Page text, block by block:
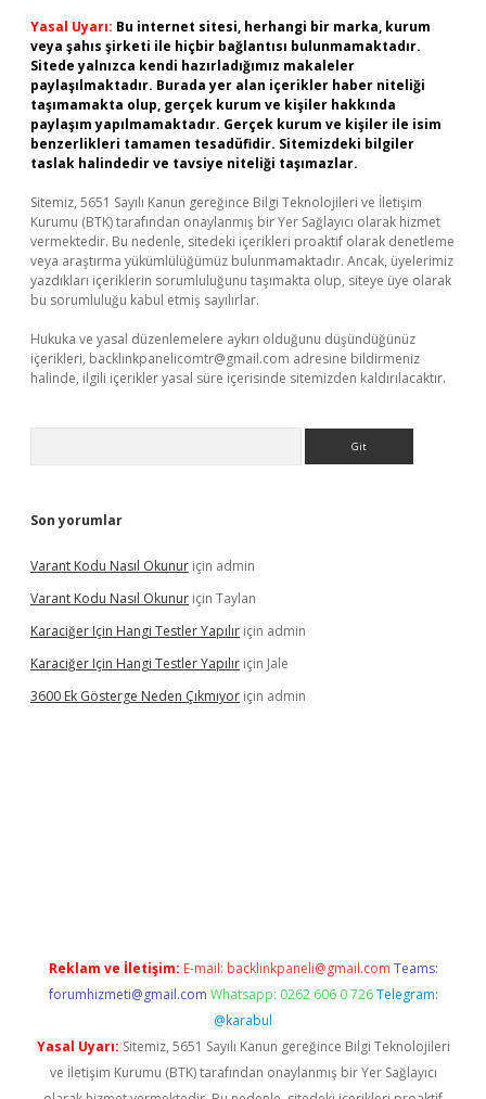
Yasal Uyarı: Bu internet sitesi, herhangi bir marka, kurum
veya şahıs şirketi ile hiçbir bağlantısı bulunmamaktadır.
Sitede yalnızca kendi hazırladığımız makaleler
paylaşılmaktadır. Burada yer alan içerikler haber niteliği
taşımamakta olup, gerçek kurum ve kişiler hakkında
paylaşım yapılmamaktadır. Gerçek kurum ve kişiler ile isim
benzerlikleri tamamen tesadüfidir. Sitemizdeki bilgiler
taslak halindedir ve tavsiye niteliği taşımazlar.
Sitemiz, 5651 Sayılı Kanun gereğince Bilgi Teknolojileri ve İletişim
Kurumu (BTK) tarafından onaylanmış bir Yer Sağlayıcı olarak hizmet
vermektedir. Bu nedenle, sitedeki içerikleri proaktif olarak denetleme
veya araştırma yükümlülüğümüz bulunmamaktadır. Ancak, üyelerimiz
yazdıkları içeriklerin sorumluluğunu taşımakta olup, siteye üye olarak
bu sorumluluğu kabul etmiş sayılırlar.
Hukuka ve yasal düzenlemelere aykırı olduğunu düşündüğünüz
içerikleri, backlinkpanelicomtr@gmail.com adresine bildirmeniz
halinde, ilgili içerikler yasal süre içerisinde sitemizden kaldırılacaktır.
Son yorumlar
Varant Kodu Nasıl Okunur için admin
Varant Kodu Nasıl Okunur için Taylan
Karaciğer Için Hangi Testler Yapılır için admin
Karaciğer Için Hangi Testler Yapılır için Jale
3600 Ek Gösterge Neden Çıkmıyor için admin
Reklam ve İletişim: E-mail: backlinkpaneli@gmail.com Teams:
forumhizmeti@gmail.com Whatsapp: 0262 606 0 726 Telegram:
@karabul
Yasal Uyarı: Sitemiz, 5651 Sayılı Kanun gereğince Bilgi Teknolojileri
ve İletişim Kurumu (BTK) tarafından onaylanmış bir Yer Sağlayıcı